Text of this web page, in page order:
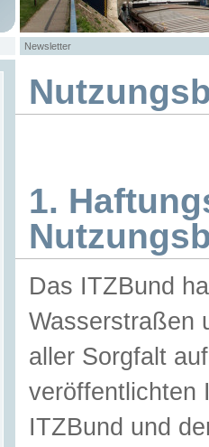
Newsletter
1.
Das ITZBund
Wasserstraßen
aller Sorgfalt
veröffentlichten
ITZBund und